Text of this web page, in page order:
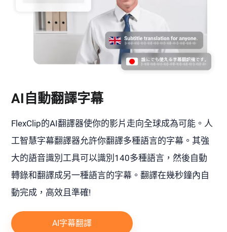
AI自動翻譯字幕
FlexClip的AI翻譯器使你的影片走向全球成為可能。人
工智慧字幕翻譯器允許你翻譯多種語言的字幕。其強
大的語音識別工具可以識別140多種語言，然後自動
轉錄和翻譯成另一種語言的字幕。翻譯在幾秒鐘內自
動完成，高效且準確!
AI字幕翻譯